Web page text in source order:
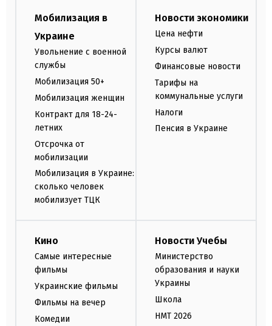
Мобилизация в
Украине
Увольнение с военной
службы
Мобилизация 50+
Мобилизация женщин
Контракт для 18-24-
летних
Отсрочка от
мобилизации
Мобилизация в Украине:
сколько человек
мобилизует ТЦК
Новости экономики
Цена нефти
Курсы валют
Финансовые новости
Тарифы на
коммунальные услуги
Налоги
Пенсия в Украине
Кино
Самые интересные
фильмы
Украинские фильмы
Фильмы на вечер
Комедии
Новости Учебы
Министерство
образования и науки
Украины
Школа
НМТ 2026